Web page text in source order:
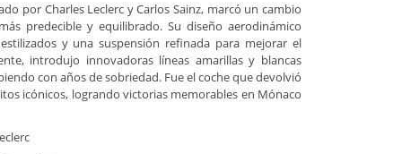
por Charles Leclerc y Carlos Sainz, marcó un cambio
predecible y equilibrado. Su diseño aerodinámico
y una suspensión refinada para mejorar el
introdujo innovadoras líneas amarillas y blancas
con años de sobriedad. Fue el coche que devolvió
icónicos, logrando victorias memorables en Mónaco